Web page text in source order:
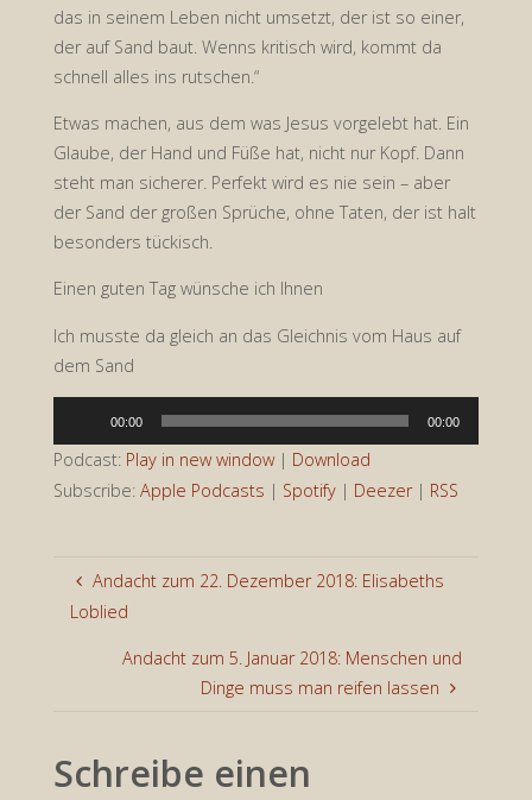
das in seinem Leben nicht umsetzt, der ist so einer,
der auf Sand baut. Wenns kritisch wird, kommt da
schnell alles ins rutschen.“
Etwas machen, aus dem was Jesus vorgelebt hat. Ein
Glaube, der Hand und Füße hat, nicht nur Kopf. Dann
steht man sicherer. Perfekt wird es nie sein – aber
der Sand der großen Sprüche, ohne Taten, der ist halt
besonders tückisch.
Einen guten Tag wünsche ich Ihnen
Ich musste da gleich an das Gleichnis vom Haus auf
dem Sand
Player
00:00 00:00
Podcast: Play in new window| Download
Subscribe: Apple Podcasts | Spotify| Deezer| RSS
Andacht zum 22. Dezember 2018: Elisabeths
Loblied
Andacht zum 5. Januar 2018: Menschen und
Dinge muss man reifen lassen
Schreibe einen